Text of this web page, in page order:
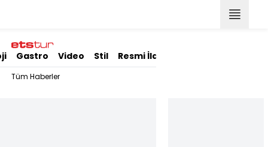
Gastro Video Stil Resmi İlanlar
Tüm Haberler